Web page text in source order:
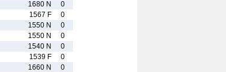
1680 N
0
1567 F
0
1550 N
0
1550 N
0
1540 N
0
1539 F
0
1660 N
0